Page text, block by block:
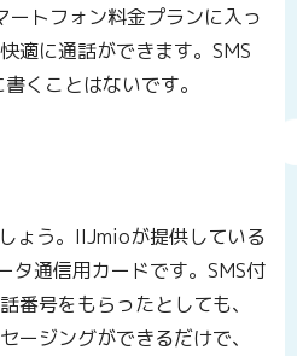
ートフォン料金プランに入っ
適に通話ができます。SMS
くことはないです。
ょう。IIJmioが提供している
タ通信用カードです。SMS付
番号をもらったとしても、
ージングができるだけで、